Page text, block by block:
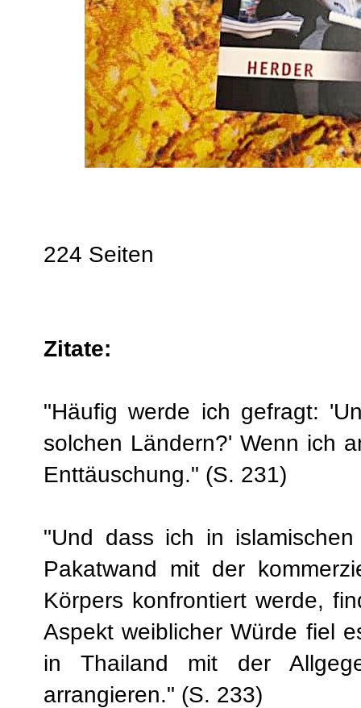
224 Seiten
Zitate:
"Häufig werde ich gefragt:
solchen Ländern?' Wenn ich
Enttäuschung." (S. 231)
"Und dass ich in
Pakatwand mit der
Körpers konfrontiert werde,
Aspekt weiblicher Würde fiel
in Thailand mit der
arrangieren." (S. 233)